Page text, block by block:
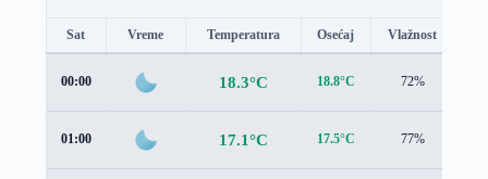
Sat Vreme Temperatura Osećaj Vlažnost
00:00 18.3°C 18.8°C 72%
01:00 17.1°C 17.5°C 77%